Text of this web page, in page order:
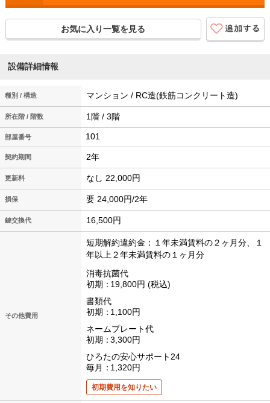
お気に入り一覧を見る
設備詳細情報
種別 / 構造 マンション / RC造(鉄筋コンクリート造)
所在階 / 階数 1階 / 3階
101
契約期間 2年
更新料 なし 22,000円
損保 要 24,000円/2年
鍵交換代 16,500円
その他費用
短期解約違約金：１年未満賃料の２ヶ月分、１
年以上２年未満賃料の１ヶ月分
消毒抗菌代
初期
19,800円
税込
書類代
初期
1,100円
ネームプレート代
初期
3,300円
ひろたの安心サポート24
毎月
1,320円
初期費用を知りたい